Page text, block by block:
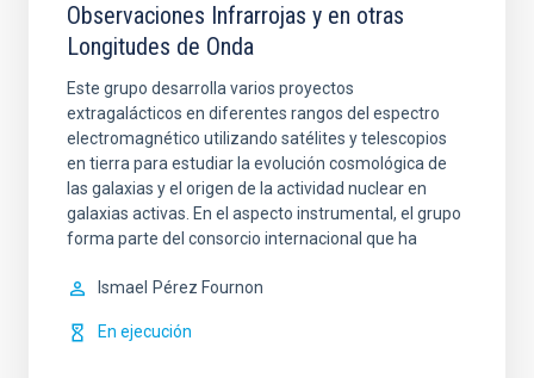
Observaciones Infrarrojas y en otras
Longitudes de Onda
Este grupo desarrolla varios proyectos
extragalácticos en diferentes rangos del espectro
electromagnético utilizando satélites y telescopios
en tierra para estudiar la evolución cosmológica de
las galaxias y el origen de la actividad nuclear en
galaxias activas. En el aspecto instrumental, el grupo
forma parte del consorcio internacional que ha
Ismael Pérez Fournon
En ejecución